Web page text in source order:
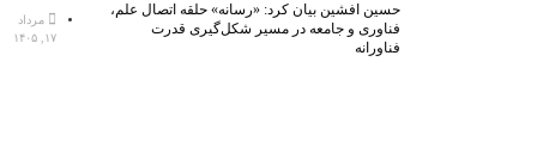
حسین افشین بیان کرد: «رسانه» حلقه اتصال علم،
فناوری و جامعه در مسیر شکل‌گیری قدرت
فناورانه
مرداد
۱۷, ۱۴۰۵